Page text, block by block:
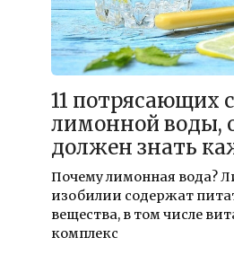
11 потрясающих
лимонной воды,
должен знать
Почему лимонная вода?
изобилии содержат
вещества, в том числе
комплекс